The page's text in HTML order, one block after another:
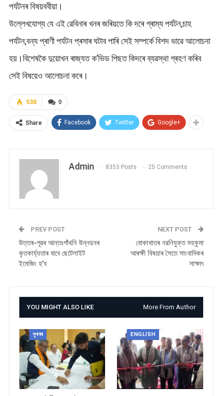
পৰ্যটনৰ বিষয়ববীয়া।
উল্লেখযোগ্য যে এই ৱেবিনাৰ খনৰ জৰিয়তে কি দৰে গ্ৰাম্য পৰ্যটন,চাহ
পৰ্যটন,বন্য প্ৰাণী পৰ্যটন প্ৰসাৰ ঘটাব পাৰি সেই সম্পৰ্কে বিশদ ভাৱে আলোচনা
হয়।বিশেষকৈ দুয়োখন ৰাজ্যত ক’ভিড পিছত কিদৰে ব্যৱস্থা গ্ৰহণ কৰিব
সেই বিষয়েও আলোচনা কৰে।
0
538
Share Facebook Twitter Google+
Admin 8353 Posts 25 Comments
PREV POST
উত্তৰ-পূৱৰ আন্তঃগাঁথনি উন্নয়নৰ
কৃতকাৰ্য্যতাৰ বাবে ছেটেলাইট
ইমেজিং হ’ব
NEXT POST
বোকাখাতৰ নৱনিযুক্ত মহকুমা
আৰক্ষী বিষয়াৰ সৈতে সাংবাদিকৰ
সাক্ষাৎ
YOU MIGHT ALSO LIKE More From Author
সুখবৰ ENGLISH